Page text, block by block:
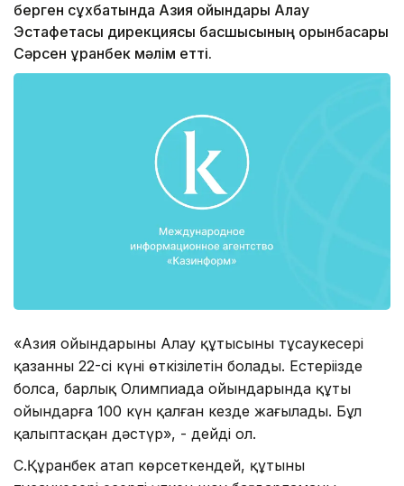
берген сұхбатында Азия ойындары Алау
Эстафетасы дирекциясы басшысының орынбасары
Сәрсен Құранбек мәлім етті.
«Азия ойындарының Алау құтысының тұсаукесері
қазанның 22-сі күні өткізілетін болады. Естеріңізде
болса, барлық Олимпиада ойындарында құты
ойындарға 100 күн қалған кезде жағылады. Бұл
қалыптасқан дәстүр», - дейді ол.
С.Құранбек атап көрсеткендей, құтының